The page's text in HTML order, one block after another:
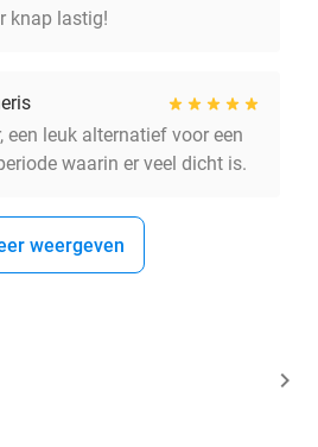
knap lastig!
een leuk alternatief voor een
waarin er veel dicht is.
weergeven